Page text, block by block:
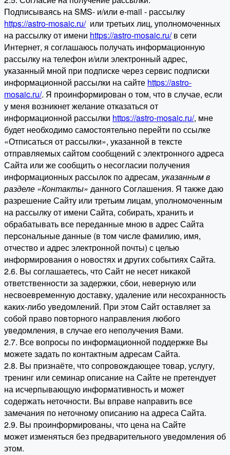
Подписываясь на SMS- и/или e-mail - рассылку
https://astro-mosaic.ru/или третьих лиц, уполномоченных
на рассылку от имени https://astro-mosaic.ru/в сети
Интернет, я соглашаюсь получать информационную
рассылку на телефон и/или электронный адрес,
указанный мной при подписке через сервис подписки
информационной рассылки на сайте https://astro-
mosaic.ru/. Я проинформирован о том, что в случае, если
у меня возникнет желание отказаться от
информационной рассылки https://astro-mosaic.ru/, мне
будет необходимо самостоятельно перейти по ссылке
«Отписаться от рассылки», указанной в тексте
отправляемых сайтом сообщений с электронного адреса
Сайта или же сообщить о несогласии получения
информационных рассылок по адресам, указанным в
разделе «Контакты» данного Соглашения. Я также даю
разрешение Сайту или третьим лицам, уполномоченным
на рассылку от имени Сайта, собирать, хранить и
обрабатывать все переданные мною в адрес Сайта
персональные данные (в том числе фамилию, имя,
отчество и адрес электронной почты) с целью
информирования о новостях и других событиях Сайта.
2.6. Вы соглашаетесь, что Сайт не несет никакой
ответственности за задержки, сбои, неверную или
несвоевременную доставку, удаление или несохранность
каких-либо уведомлений. При этом Сайт оставляет за
собой право повторного направления любого
уведомления, в случае его неполучения Вами.
2.7. Все вопросы по информационной поддержке Вы
можете задать по контактным адресам Сайта.
2.8. Вы признаёте, что сопровождающее товар, услугу,
тренинг или семинар описание на Сайте не претендует
на исчерпывающую информативность и может
содержать неточности. Вы вправе направить все
замечания по неточному описанию на адреса Сайта.
2.9. Вы проинформированы, что цена на Сайте
может изменяться без предварительного уведомления об
этом.